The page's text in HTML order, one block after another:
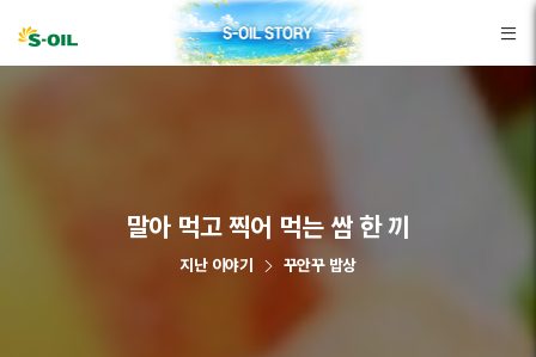
말아 먹고 찍어 먹는 쌈 한 끼
지난 이야기 꾸안꾸 밥상